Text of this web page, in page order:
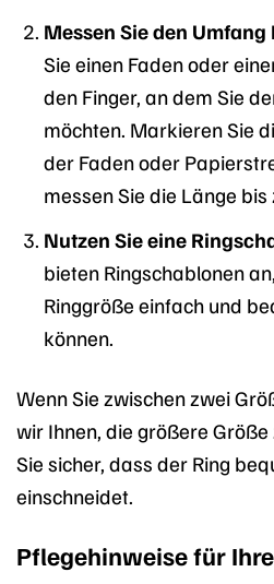
Messen Sie den
Sie einen Faden oder
den Finger, an dem Sie
möchten. Markieren Sie
der Faden oder
messen Sie die Länge
Nutzen Sie eine
bieten Ringschablonen
Ringgröße einfach und
können.
Wenn Sie zwischen zwei
wir Ihnen, die größere
Sie sicher, dass der Ring
einschneidet.
Pflegehinweise für